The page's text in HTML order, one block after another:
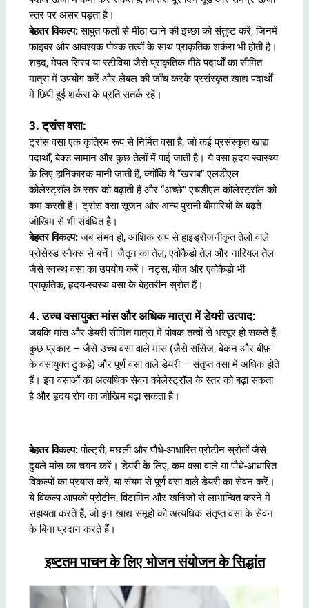
स्तर पर असर पड़ता है।
बेहतर विकल्प:साबुत फलों से मीठा खाने की इच्छा को संतुष्ट करें, जिनमें
फाइबर और आवश्यक पोषक तत्वों के साथ प्राकृतिक शर्करा भी होती है।
शहद, मेपल सिरप या स्टीविया जैसे प्राकृतिक मीठे पदार्थों का सीमित
मात्रा में उपयोग करें और लेबल की जाँच करके प्रसंस्कृत खाद्य पदार्थों
में छिपी हुई शर्करा के प्रति सतर्क रहें।
3. ट्रांस वसा:
ट्रांस वसा एक कृत्रिम रूप से निर्मित वसा है, जो कई प्रसंस्कृत खाद्य
पदार्थों, बेक्ड सामान और कुछ तेलों में पाई जाती है। ये वसा हृदय स्वास्थ्य
के लिए हानिकारक मानी जाती हैं, क्योंकि ये “खराब” एलडीएल
कोलेस्ट्रॉल के स्तर को बढ़ाती हैं और “अच्छे” एचडीएल कोलेस्ट्रॉल को
कम करती हैं। ट्रांस वसा सूजन और अन्य पुरानी बीमारियों के बढ़ते
जोखिम से भी संबंधित है।
बेहतर विकल्प:जब संभव हो, आंशिक रूप से हाइड्रोजनीकृत तेलों वाले
प्रोसेस्ड स्नैक्स से बचें। जैतून का तेल, एवोकैडो तेल और नारियल तेल
जैसे स्वस्थ वसा का उपयोग करें। नट्स, बीज और एवोकैडो भी
प्राकृतिक, हृदय-स्वस्थ वसा के बेहतरीन स्रोत हैं।
4. उच्च वसायुक्त मांस और अधिक मात्रा में डेयरी उत्पाद:
जबकि मांस और डेयरी सीमित मात्रा में पोषक तत्वों से भरपूर हो सकते हैं,
कुछ प्रकार – जैसे उच्च वसा वाले मांस (जैसे सॉसेज, बेकन और बीफ़
के वसायुक्त टुकड़े) और पूर्ण वसा वाले डेयरी – संतृप्त वसा में अधिक होते
हैं। इन वसाओं का अत्यधिक सेवन कोलेस्ट्रॉल के स्तर को बढ़ा सकता
है और हृदय रोग का जोखिम बढ़ा सकता है।
बेहतर विकल्प:पोल्ट्री, मछली और पौधे-आधारित प्रोटीन स्रोतों जैसे
दुबले मांस का चयन करें। डेयरी के लिए, कम वसा वाले या पौधे-आधारित
विकल्पों का प्रयास करें, या संयम से पूर्ण वसा वाले डेयरी का सेवन करें।
ये विकल्प आपको प्रोटीन, विटामिन और खनिजों से लाभान्वित करने में
सहायता करते हैं, जो इन खाद्य समूहों को अत्यधिक संतृप्त वसा के सेवन
के बिना प्रदान करते हैं।
इष्टतम पाचन के लिए भोजन संयोजन के सिद्धांत